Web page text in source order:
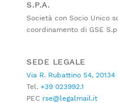
S.P.A.
Società con Socio Unico
coordinamento di GSE
SEDE LEGALE
Via R. Rubattino 54, 20134
Tel. +39 023992.1
PEC rse@legalmail.it